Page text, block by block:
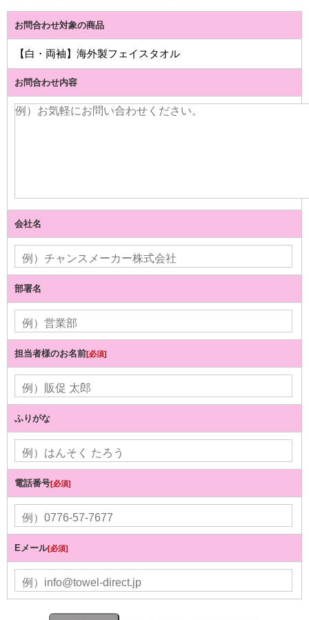
お問合わせ対象の商品
【白・両袖】海外製フェイスタオル
お問合わせ内容
会社名
部署名
担当者様のお名前[必須]
ふりがな
電話番号[必須]
Eメール[必須]